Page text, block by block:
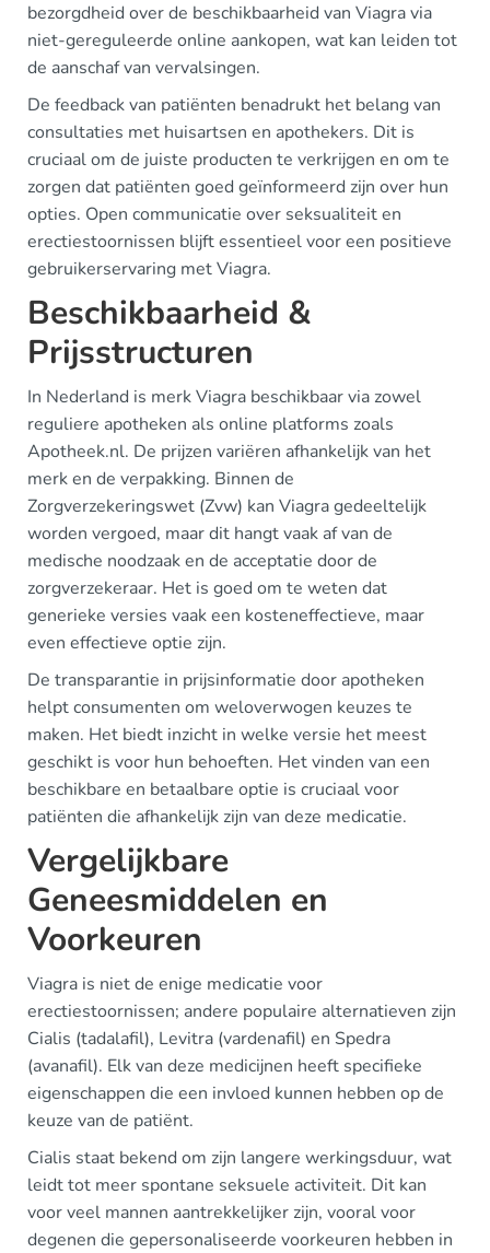
bezorgdheid over de beschikbaarheid van Viagra via
niet-gereguleerde online aankopen, wat kan leiden tot
de aanschaf van vervalsingen.
De feedback van patiënten benadrukt het belang van
consultaties met huisartsen en apothekers. Dit is
cruciaal om de juiste producten te verkrijgen en om te
zorgen dat patiënten goed geïnformeerd zijn over hun
opties. Open communicatie over seksualiteit en
erectiestoornissen blijft essentieel voor een positieve
gebruikerservaring met Viagra.
Beschikbaarheid &
Prijsstructuren
In Nederland is merk Viagra beschikbaar via zowel
reguliere apotheken als online platforms zoals
Apotheek.nl. De prijzen variëren afhankelijk van het
merk en de verpakking. Binnen de
Zorgverzekeringswet (Zvw) kan Viagra gedeeltelijk
worden vergoed, maar dit hangt vaak af van de
medische noodzaak en de acceptatie door de
zorgverzekeraar. Het is goed om te weten dat
generieke versies vaak een kosteneffectieve, maar
even effectieve optie zijn.
De transparantie in prijsinformatie door apotheken
helpt consumenten om weloverwogen keuzes te
maken. Het biedt inzicht in welke versie het meest
geschikt is voor hun behoeften. Het vinden van een
beschikbare en betaalbare optie is cruciaal voor
patiënten die afhankelijk zijn van deze medicatie.
Vergelijkbare
Geneesmiddelen en
Voorkeuren
Viagra is niet de enige medicatie voor
erectiestoornissen; andere populaire alternatieven zijn
Cialis (tadalafil), Levitra (vardenafil) en Spedra
(avanafil). Elk van deze medicijnen heeft specifieke
eigenschappen die een invloed kunnen hebben op de
keuze van de patiënt.
Cialis staat bekend om zijn langere werkingsduur, wat
leidt tot meer spontane seksuele activiteit. Dit kan
voor veel mannen aantrekkelijker zijn, vooral voor
degenen die gepersonaliseerde voorkeuren hebben in